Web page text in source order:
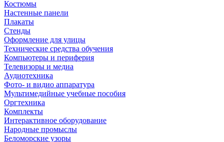
Костюмы
Настенные панели
Плакаты
Стенды
Оформление для улицы
Технические средства обучения
Компьютеры и периферия
Телевизоры и медиа
Аудиотехника
Фото- и видио аппаратура
Мультимедийные учебные пособия
Оргтехника
Комплекты
Интерактивное оборудование
Народные промыслы
Беломорские узоры